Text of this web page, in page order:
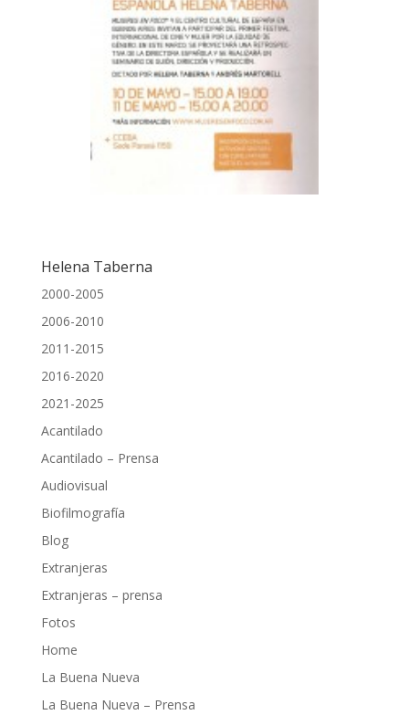
Helena Taberna
2000-2005
2006-2010
2011-2015
2016-2020
2021-2025
Acantilado
Acantilado – Prensa
Audiovisual
Biofilmografía
Blog
Extranjeras
Extranjeras – prensa
Fotos
Home
La Buena Nueva
La Buena Nueva – Prensa